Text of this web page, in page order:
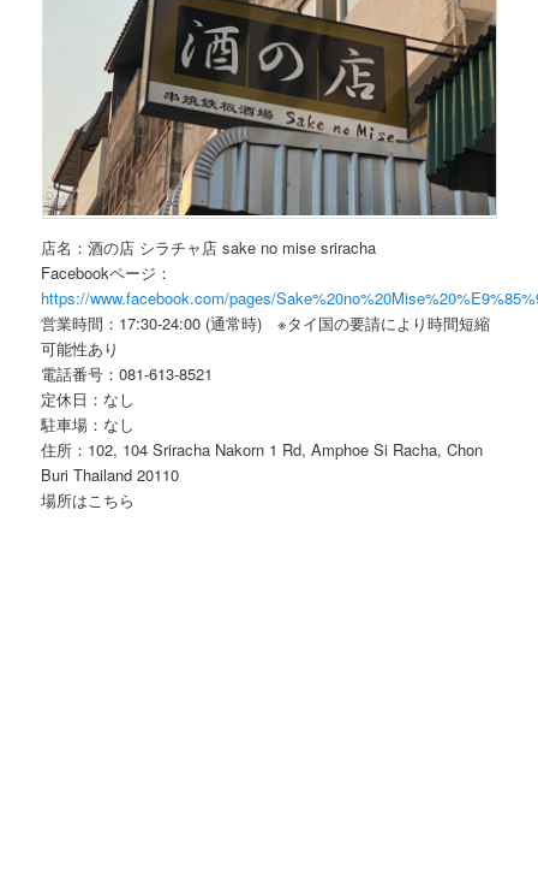
店名：酒の店 シラチャ店 sake no mise sriracha
Facebookページ：
https://www.facebook.com/pages/
営業時間：17:30-24:00 (通常時) ※タイ国の要請により時間短縮
可能性あり
電話番号：081-613-8521
定休日：なし
駐車場：なし
住所：102, 104 Sriracha Nakorn 1 Rd, Amphoe Si Racha, Chon
Buri Thailand 20110
場所はこちら